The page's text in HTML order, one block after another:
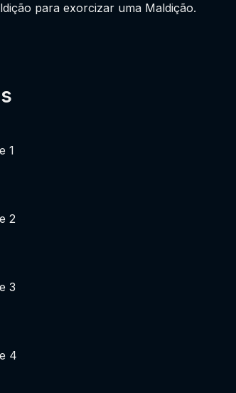
para exorcizar uma Maldição.
1
2
3
4